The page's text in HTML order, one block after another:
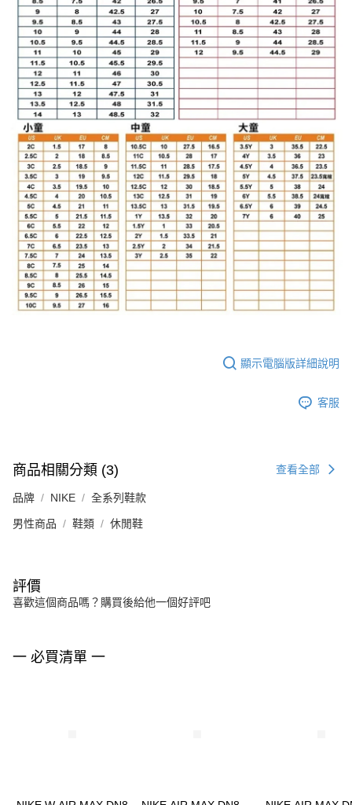
顯示電腦版詳細說明
客服
商品相關分類 (3) 查看全部
品牌 NIKE 全系列鞋款
男性商品 鞋類 休閒鞋
評價
喜歡這個商品嗎？購買後給他一個好評吧
一 必買清單 一